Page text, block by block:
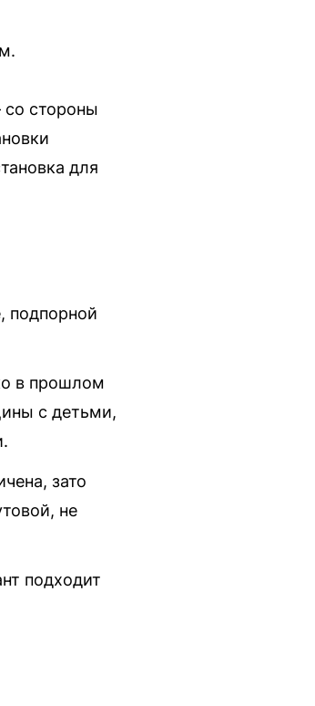
со стороны
для
подпорной
в прошлом
с детьми,
зато
не
подходит